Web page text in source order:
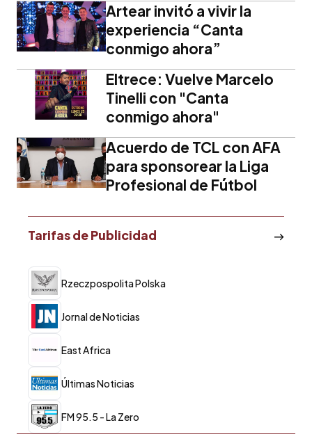
Artear invitó a vivir la
experiencia “Canta
conmigo ahora”
Eltrece: Vuelve Marcelo
Tinelli con "Canta
conmigo ahora"
Acuerdo de TCL con AFA
para sponsorear la Liga
Profesional de Fútbol
Tarifas de Publicidad
Rzeczpospolita Polska
Jornal de Noticias
East Africa
Últimas Noticias
FM 95.5 - La Zero